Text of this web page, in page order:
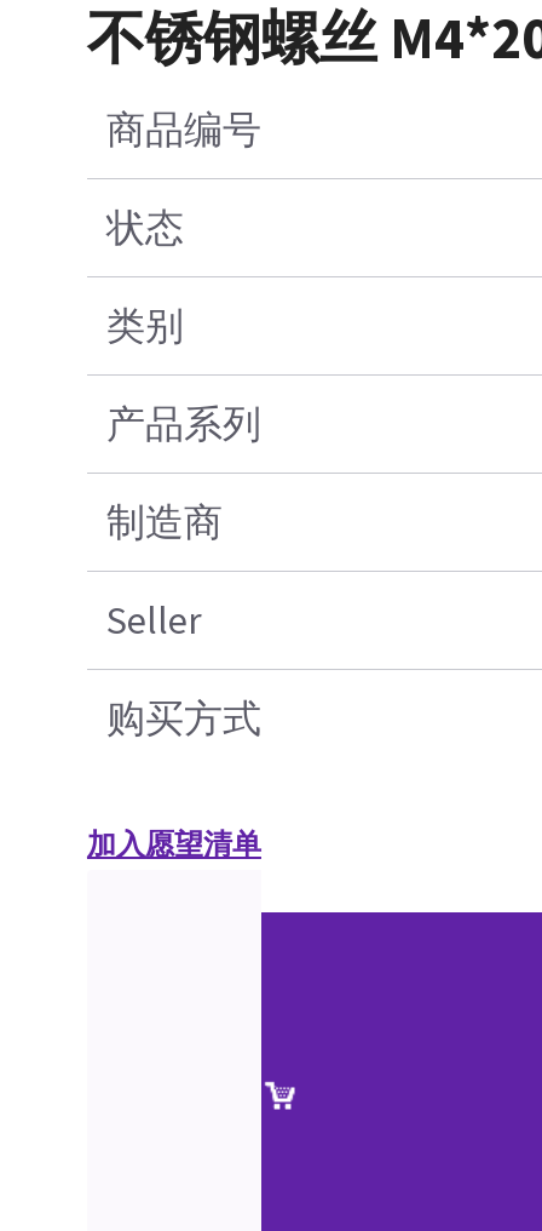
不锈钢螺丝
商品编号
状态
类别
产品系列
制造商
Seller
购买方式
加入愿望清单